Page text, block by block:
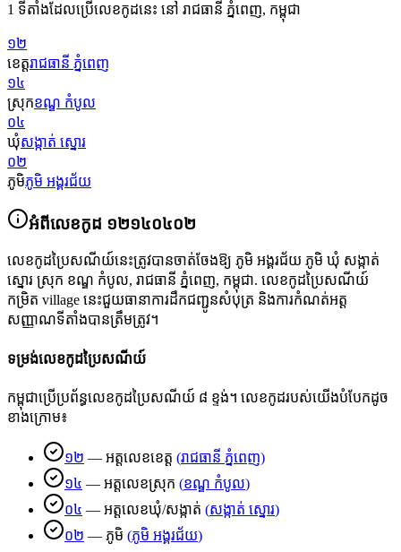
1 ទីតាំងដែលប្រើលេខកូដនេះ នៅ រាជធានី ភ្នំពេញ, កម្ពុជា
១២
ខេត្តរាជធានី ភ្នំពេញ
១៤
ស្រុកខណ្ឌ កំបូល
០៤
ឃុំសង្កាត់ ស្នោរ
០២
ភូមិភូមិ អង្គរជ័យ
អំពីលេខកូដ ១២១៤០៤០២
លេខកូដប្រៃសណីយ៍នេះត្រូវបានចាត់ចែងឱ្យ ភូមិ អង្គរជ័យ ភូមិ ឃុំ សង្កាត់
ស្នោរ ស្រុក ខណ្ឌ កំបូល, រាជធានី ភ្នំពេញ, កម្ពុជា. លេខកូដប្រៃសណីយ៍
កម្រិត village នេះជួយធានាការដឹកជញ្ជូនសំបុត្រ និងការកំណត់អត្ត
សញ្ញាណទីតាំងបានត្រឹមត្រូវ។
ទម្រង់លេខកូដប្រៃសណីយ៍
កម្ពុជាប្រើប្រព័ន្ធលេខកូដប្រៃសណីយ៍ ៨ ខ្ទង់។ លេខកូដរបស់យើងបំបែកដូច
ខាងក្រោម៖
១២ — អត្តលេខខេត្ត (រាជធានី ភ្នំពេញ)
១៤ — អត្តលេខស្រុក (ខណ្ឌ កំបូល)
០៤ — អត្តលេខឃុំ/សង្កាត់ (សង្កាត់ ស្នោរ)
០២ — ភូមិ (ភូមិ អង្គរជ័យ)